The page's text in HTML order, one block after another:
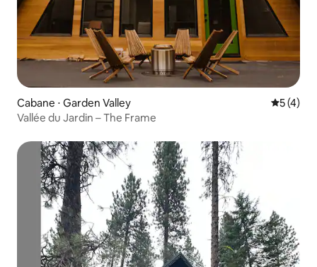
Cabane ⋅ Garden Valley
5 (4)
Vallée du Jardin – The Frame